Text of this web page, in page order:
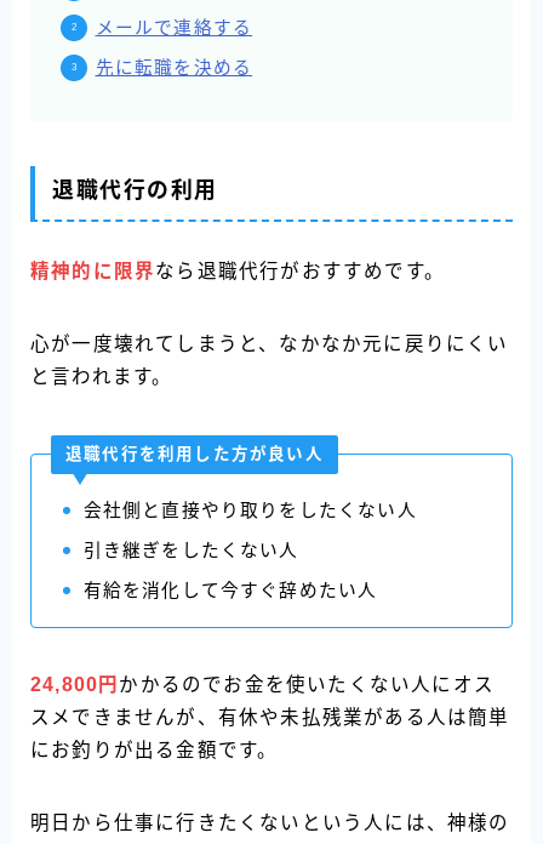
メールで連絡する
先に転職を決める
退職代行の利用
精神的に限界なら退職代行がおすすめです。
心が一度壊れてしまうと、なかなか元に戻りにくい
と言われます。
退職代行を利用した方が良い人
会社側と直接やり取りをしたくない人
引き継ぎをしたくない人
有給を消化して今すぐ辞めたい人
24,800円 かかるのでお金を使いたくない人にオス
スメできませんが、有休や未払残業がある人は簡単
にお釣りが出る金額です。
明日から仕事に行きたくないという人には、神様の